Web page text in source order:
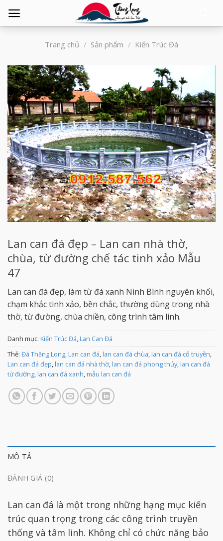
Trang chủ / Sản phẩm / Kiến Trúc Đá
Lan can đá đẹp – Lan can nhà thờ,
chùa, từ đường chế tác tinh xảo Mẫu
47
Lan can đá đẹp, làm từ đá xanh Ninh Bình nguyên khối,
chạm khắc tinh xảo, bền chắc, thường dùng trong nhà
thờ, từ đường, chùa chiền, công trình tâm linh.
Danh mục: Kiến Trúc Đá,Lan Can Đá
Thẻ: Đá Thăng Long,Lan can đá,lan can đá chùa,lan can đá cổ truyền,
Lan can đá đẹp,lan can đá nhà thờ,lan can đá phong thủy,lan can đá
từ đường,lan can đá xanh,mẫu lan can đá
MÔ TẢ
ĐÁNH GIÁ (0)
Lan can đá là một trong những hạng mục kiến
trúc quan trọng trong các công trình truyền
thống và tâm linh. Không chỉ có chức năng bảo